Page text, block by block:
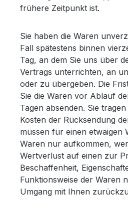
frühere Zeitpunkt ist.
Sie haben die Waren
Fall spätestens binnen
Tag, an dem Sie uns über
Vertrags unterrichten, an
oder zu übergeben. Die
Sie die Waren vor Ablauf
Tagen absenden. Sie
Kosten der Rücksendung
müssen für einen etwaigen
Waren nur aufkommen,
Wertverlust auf einen zur
Beschaffenheit,
Funktionsweise der Waren
Umgang mit Ihnen